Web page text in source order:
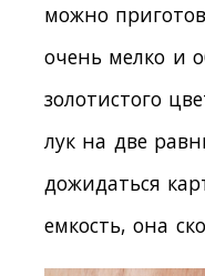
можно
очень мелко и
золотистого
лук на две
дожидаться
емкость, она